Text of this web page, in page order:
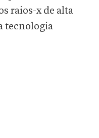
raios-x de alta
tecnologia